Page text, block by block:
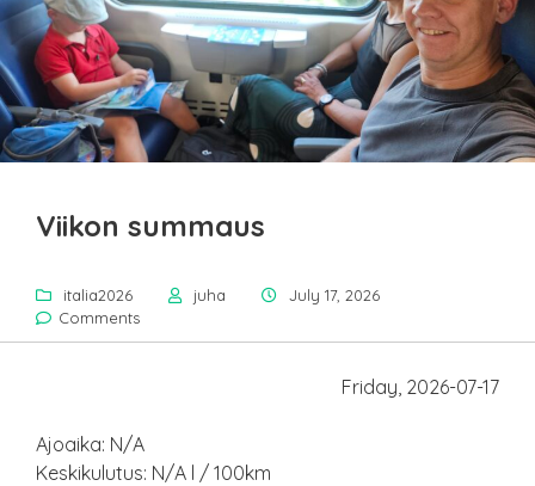
Viikon summaus
italia2026 juha
July 17, 2026
Comments
Friday, 2026-07-17
Ajoaika: N/A
Keskikulutus: N/A l / 100km